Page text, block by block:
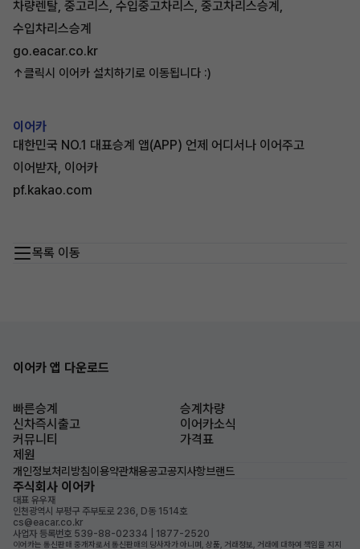
차량렌탈, 중고리스, 수입중고차리스, 중고차리스승계,
수입차리스승계
go.eacar.co.kr
↑클릭시 이어카 설치하기로 이동됩니다 :)
이어카
대한민국 NO.1 대표승계 앱(APP) 언제 어디서나 이어주고
이어받자, 이어카
pf.kakao.com
목록 이동
이어카 앱 다운로드
빠른승계
승계차량
신차즉시출고
이어카소식
커뮤니티
가격표
제원
개인정보처리방침이용약관채용공고공지사항브랜드
주식회사 이어카
대표 유우재
인천광역시 부평구 주부토로 236, D동 1514호
cs@eacar.co.kr
사업자 등록번호 539-88-02334 | 1877-2520
이어카는 통신판매 중개자로서 통신판매의 당사자가 아니며, 상품, 거래정보, 거래에 대하여 책임을 지지